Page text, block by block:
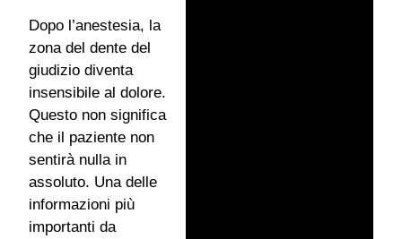
Dopo l’anestesia, la
zona del dente del
giudizio diventa
insensibile al dolore.
Questo non significa
che il paziente non
sentirà nulla in
assoluto. Una delle
informazioni più
importanti da